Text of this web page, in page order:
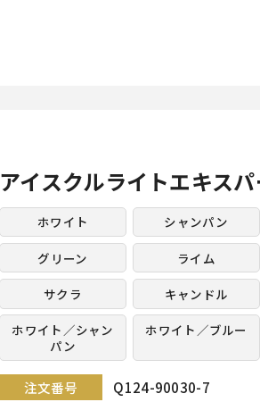
アイスクルライトエキスパ
ホワイト シャンパン
グリーン ライム
サクラ キャンドル
ホワイト／シャン
パン
ホワイト／ブルー
注文番号
Q124-90030-7